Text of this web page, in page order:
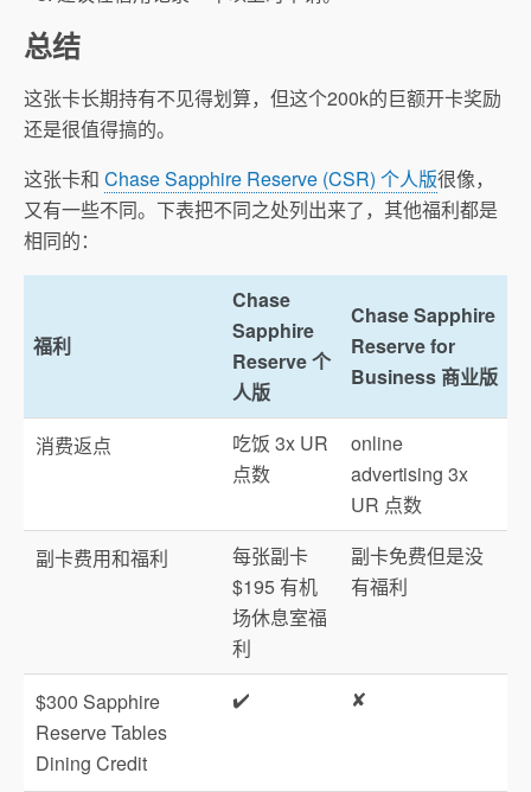
总结
这张卡长期持有不见得划算，但这个200k的巨额开卡奖励
还是很值得搞的。
这张卡和 Chase Sapphire Reserve (CSR) 个人版很像，
又有一些不同。下表把不同之处列出来了，其他福利都是
相同的：
福利
Chase
Sapphire
Reserve 个
人版
Chase Sapphire
Reserve for
Business 商业版
消费返点
吃饭 3x UR
点数
online
advertising 3x
UR 点数
副卡费用和福利
每张副卡
$195 有机
场休息室福
利
副卡免费但是没
有福利
$300 Sapphire
Reserve Tables
Dining Credit
✔️ ✘